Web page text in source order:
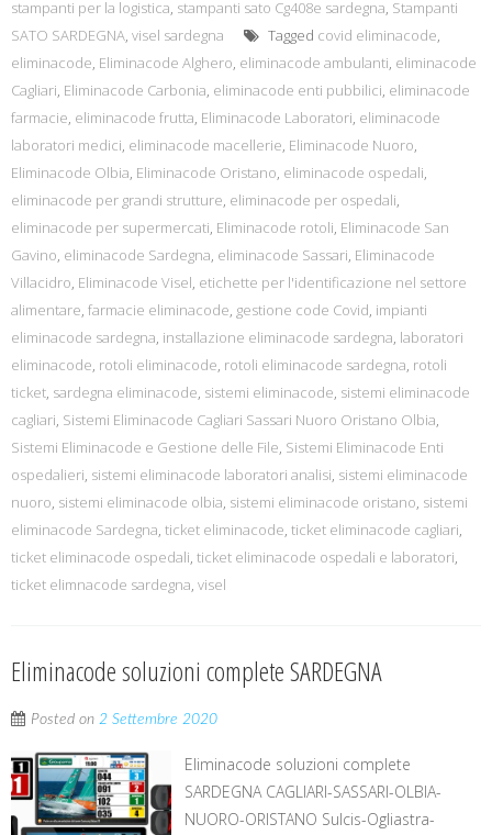
stampanti per la logistica, stampanti sato Cg408e sardegna, Stampanti
SATO SARDEGNA, visel sardegna Tagged covid eliminacode,
eliminacode, Eliminacode Alghero, eliminacode ambulanti, eliminacode
Cagliari, Eliminacode Carbonia, eliminacode enti pubbilici, eliminacode
farmacie, eliminacode frutta, Eliminacode Laboratori, eliminacode
laboratori medici, eliminacode macellerie, Eliminacode Nuoro,
Eliminacode Olbia, Eliminacode Oristano, eliminacode ospedali,
eliminacode per grandi strutture, eliminacode per ospedali,
eliminacode per supermercati, Eliminacode rotoli, Eliminacode San
Gavino, eliminacode Sardegna, eliminacode Sassari, Eliminacode
Villacidro, Eliminacode Visel, etichette per l'identificazione nel settore
alimentare, farmacie eliminacode, gestione code Covid, impianti
eliminacode sardegna, installazione eliminacode sardegna, laboratori
eliminacode, rotoli eliminacode, rotoli eliminacode sardegna, rotoli
ticket, sardegna eliminacode, sistemi eliminacode, sistemi eliminacode
cagliari, Sistemi Eliminacode Cagliari Sassari Nuoro Oristano Olbia,
Sistemi Eliminacode e Gestione delle File, Sistemi Eliminacode Enti
ospedalieri, sistemi eliminacode laboratori analisi, sistemi eliminacode
nuoro, sistemi eliminacode olbia, sistemi eliminacode oristano, sistemi
eliminacode Sardegna, ticket eliminacode, ticket eliminacode cagliari,
ticket eliminacode ospedali, ticket eliminacode ospedali e laboratori,
ticket elimnacode sardegna, visel
Eliminacode soluzioni complete SARDEGNA
Posted on 2 Settembre 2020
Eliminacode soluzioni complete
SARDEGNA CAGLIARI-SASSARI-OLBIA-
NUORO-ORISTANO Sulcis-Ogliastra-